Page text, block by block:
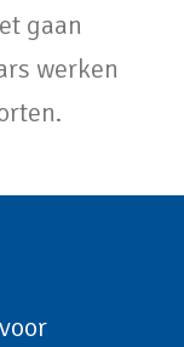
gaan
werken